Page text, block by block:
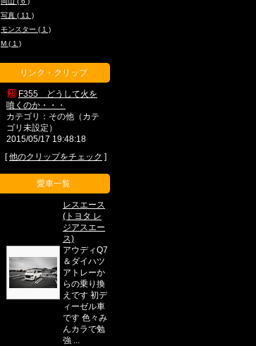
写真 ( 11 )
モンスター ( 1 )
M ( 1 )
リンク・クリップ
F355 どうして火を
噴くのか・・・
カテゴリ：その他（カテ
ゴリ未設定）
2015/05/17 19:48:18
[他のクリップをチェック ]
愛車一覧
レスエース
(トヨタ レ
ジアスエー
ス)
アウディQ7
＆ダイハツ
アトレーか
らの乗り換
えです 初デ
ィーゼル車
です 色々み
んカラで勉
強 ...